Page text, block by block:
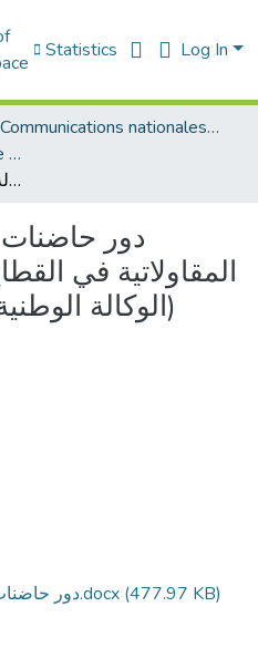
Statistics Log In
Communications nationales (مداخلات وطنية)
Sciences Economiques, de Gestion et Commerciales - العلوم الإقتصادية و التجارية و علوم التسيير
دور حاضنات الأعمال في تشجيع المقاولاتية في القطاع السياحي بالجزائر (الوكالة الوطنية للاستثمار كنموذج)
دور
المقاولاتية في
(الوكالة
دور حاضنات الأعمال في تشجيع المقاولاتية.docx (477.97 KB)